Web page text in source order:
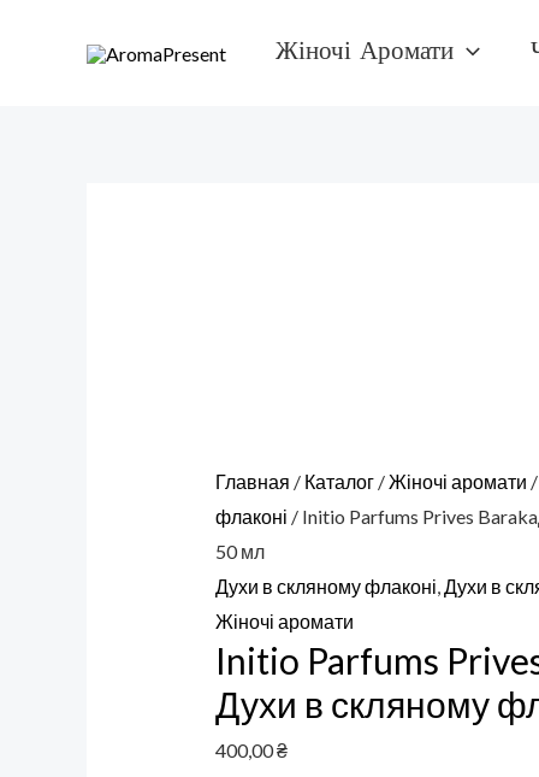
Жіночі Аромати
Главная / Каталог/Жіночі аромати
флаконі / Initio Parfums Prives
50 мл
Духи в скляному флаконі Духи в
Жіночі аромати
Initio Parfums
Духи в скляному
400,00₴
товара